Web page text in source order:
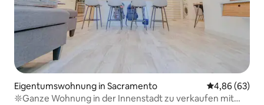
Eigentumswohnung in Sacramento
4,86 (63)
𖤓Ganze Wohnung in der Innenstadt zu verkaufen mit